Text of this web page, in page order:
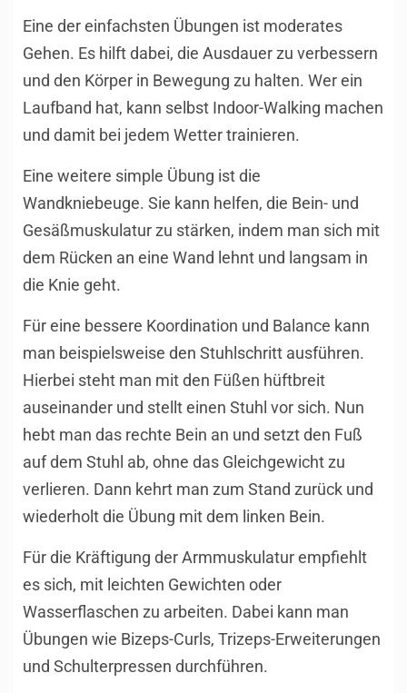
Eine der einfachsten Übungen ist moderates
Gehen. Es hilft dabei, die Ausdauer zu verbessern
und den Körper in Bewegung zu halten. Wer ein
Laufband hat, kann selbst Indoor-Walking machen
und damit bei jedem Wetter trainieren.
Eine weitere simple Übung ist die
Wandkniebeuge. Sie kann helfen, die Bein- und
Gesäßmuskulatur zu stärken, indem man sich mit
dem Rücken an eine Wand lehnt und langsam in
die Knie geht.
Für eine bessere Koordination und Balance kann
man beispielsweise den Stuhlschritt ausführen.
Hierbei steht man mit den Füßen hüftbreit
auseinander und stellt einen Stuhl vor sich. Nun
hebt man das rechte Bein an und setzt den Fuß
auf dem Stuhl ab, ohne das Gleichgewicht zu
verlieren. Dann kehrt man zum Stand zurück und
wiederholt die Übung mit dem linken Bein.
Für die Kräftigung der Armmuskulatur empfiehlt
es sich, mit leichten Gewichten oder
Wasserflaschen zu arbeiten. Dabei kann man
Übungen wie Bizeps-Curls, Trizeps-Erweiterungen
und Schulterpressen durchführen.